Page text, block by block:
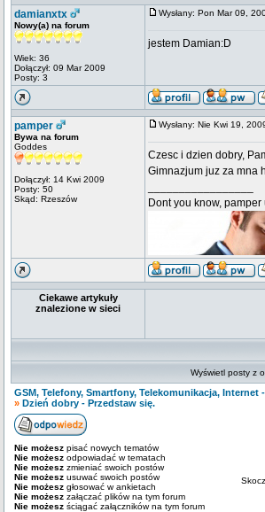
damianxtx
Nowy(a) na forum
Wiek: 36
Dołączył: 09 Mar 2009
Posty: 3
Wysłany: Pon Mar 09,
jestem Damian:D
pamper
Bywa na forum
Goddes
Dołączył: 14 Kwi 2009
Posty: 50
Skąd: Rzeszów
Wysłany: Nie Kwi 19,
Czesc i dzien dobry,
Gimnazjum juz za mna
Dont you know, pamper
Ciekawe artykuły
znalezione w sieci
Wyświetl posty z
GSM, Telefony, Smartfony, Telekomunikacja, Internet
» Dzień dobry - Przedstaw się.
Nie możesz pisać nowych tematów
Nie możesz odpowiadać w tematach
Nie możesz zmieniać swoich postów
Nie możesz usuwać swoich postów
Nie możesz głosować w ankietach
Nie możesz załączać plików na tym forum
Nie możesz ściągać załączników na tym forum